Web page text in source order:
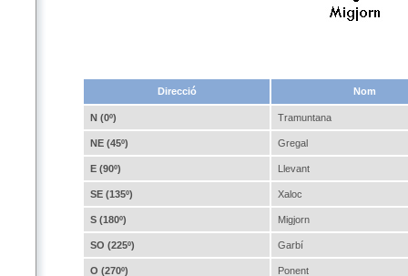
Direcció Nom
N (0º) Tramuntana
NE (45º) Gregal
E (90º) Llevant
SE (135º) Xaloc
S (180º) Migjorn
SO (225º) Garbí
O (270º) Ponent